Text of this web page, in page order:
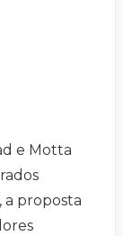
e Motta
a proposta